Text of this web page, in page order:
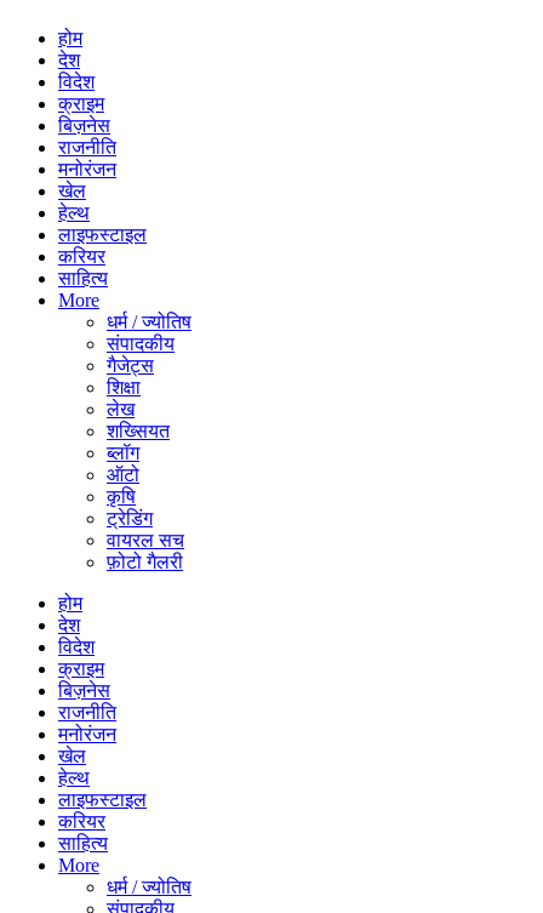
होम
देश
विदेश
क्राइम
बिज़नेस
राजनीति
मनोरंजन
खेल
हेल्थ
लाइफस्टाइल
करियर
साहित्य
More
धर्म / ज्योतिष
संपादकीय
गैजेट्स
शिक्षा
लेख
शख्सियत
ब्लॉग
ऑटो
कृषि
ट्रेडिंग
वायरल सच
फ़ोटो गैलरी
होम
देश
विदेश
क्राइम
बिज़नेस
राजनीति
मनोरंजन
खेल
हेल्थ
लाइफस्टाइल
करियर
साहित्य
More
धर्म / ज्योतिष
संपादकीय